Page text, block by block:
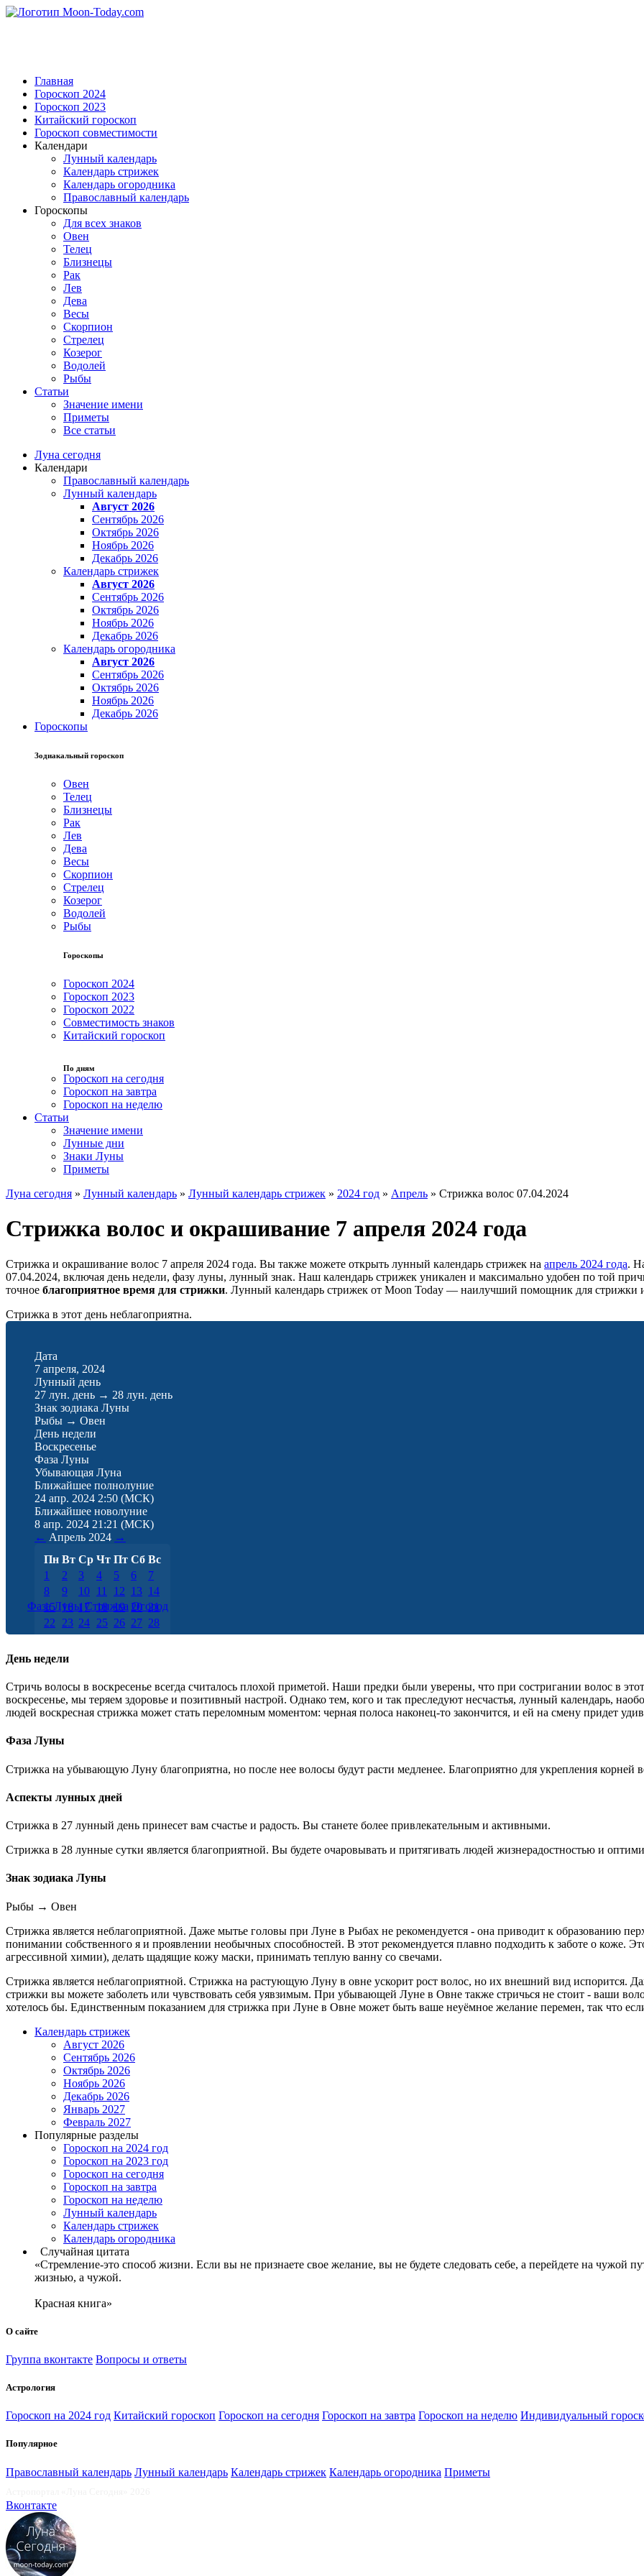
Главная
Гороскоп 2024
Гороскоп 2023
Китайский гороскоп
Гороскоп совместимости
Календари
Лунный календарь
Календарь стрижек
Календарь огородника
Православный календарь
Гороскопы
Для всех знаков
Овен
Телец
Близнецы
Рак
Лев
Дева
Весы
Скорпион
Стрелец
Козерог
Водолей
Рыбы
Статьи
Значение имени
Приметы
Все статьи
Луна сегодня
Календари
Православный календарь
Лунный календарь
Август 2026
Сентябрь 2026
Октябрь 2026
Ноябрь 2026
Декабрь 2026
Календарь стрижек
Август 2026
Сентябрь 2026
Октябрь 2026
Ноябрь 2026
Декабрь 2026
Календарь огородника
Август 2026
Сентябрь 2026
Октябрь 2026
Ноябрь 2026
Декабрь 2026
Гороскопы
Зодиакальный гороскоп
Овен
Телец
Близнецы
Рак
Лев
Дева
Весы
Скорпион
Стрелец
Козерог
Водолей
Рыбы
Гороскопы
Гороскоп 2024
Гороскоп 2023
Гороскоп 2022
Совместимость знаков
Китайский гороскоп
По дням
Гороскоп на сегодня
Гороскоп на завтра
Гороскоп на неделю
Статьи
Значение имени
Лунные дни
Знаки Луны
Приметы
Луна сегодня » Лунный календарь » Лунный календарь стрижек » 2024 год » Апрель » Стрижка волос 07.04.2024
Стрижка волос и окрашивание 7 апреля 2024 года
Стрижка и окрашивание волос 7 апреля 2024 года. Вы также можете открыть лунный календарь стрижек на апрель 2024 года.
07.04.2024, включая день недели, фазу луны, лунный знак. Наш календарь стрижек уникален и максимально удобен по той
точное благоприятное время для стрижки. Лунный календарь стрижек от Moon Today — наилучший помощник для стрижки
Стрижка в этот день неблагоприятна.
Дата
7 апреля, 2024
Лунный день
27 лун. день → 28 лун. день
Знак зодиака Луны
Рыбы → Овен
День недели
Воскресенье
Фаза Луны
Убывающая Луна
Ближайшее полнолуние
24 апр. 2024 2:50 (МСК)
Ближайшее новолуние
8 апр. 2024 21:21 (МСК)
← Апрель 2024 →
Пн Вт Ср Чт Пт Сб Вс
1
2 3 4 5 6
7
8
9 10 11 12 13 14
15 16 17 18 19 20 21
22
23 24 25 26 27 28
29 30
Фаза Луны Стрижка Огород
День недели
Стричь волосы в воскресенье всегда считалось плохой приметой. Наши предки были уверены, что при состригании волос в
воскресенье, мы теряем здоровье и позитивный настрой. Однако тем, кого и так преследуют несчастья, лунный календарь,
людей воскресная стрижка может стать переломным моментом: черная полоса наконец-то закончится, и ей на смену придет
Фаза Луны
Стрижка на убывающую Луну благоприятна, но после нее волосы будут расти медленее. Благоприятно для укрепления корней
Аспекты лунных дней
Стрижка в 27 лунный день принесет вам счастье и радость. Вы станете более привлекательным и активными.
Стрижка в 28 лунные сутки является благоприятной. Вы будете очаровывать и притягивать людей жизнерадостностью и
Знак зодиака Луны
Рыбы → Овен
Стрижка является неблагоприятной. Даже мытье головы при Луне в Рыбах не рекомендуется - она приводит к образованию
понимании собственного я и проявлении необычных способностей. В этот рекомендуется плавно подходить к заботе о коже.
агрессивной химии), делать щадящие кожу маски, принимать теплую ванну со свечами.
Стрижка является неблагоприятной. Стрижка на растующую Луну в овне ускорит рост волос, но их внешний вид испорится.
стрижки вы можете заболеть или чувствовать себя уявзимым. При убывающей Луне в Овне также стричься не стоит - ваши
хотелось бы. Единственным показанием для стрижка при Луне в Овне может быть ваше неуёмное желание перемен, так что если
Календарь стрижек
Август 2026
Сентябрь 2026
Октябрь 2026
Ноябрь 2026
Декабрь 2026
Январь 2027
Февраль 2027
Популярные разделы
Гороскоп на 2024 год
Гороскоп на 2023 год
Гороскоп на сегодня
Гороскоп на завтра
Гороскоп на неделю
Лунный календарь
Календарь стрижек
Календарь огородника
Случайная цитата
«Стремление-это способ жизни. Если вы не признаете свое желание, вы не будете следовать себе, а перейдете на чужой
жизнью, а чужой.
Красная книга»
О сайте
Группа вконтакте Вопросы и ответы
Астрология
Гороскоп на 2024 год Китайский гороскоп Гороскоп на сегодня Гороскоп на завтра Гороскоп на неделю Индивидуальный
Популярное
Православный календарь Лунный календарь Календарь стрижек Календарь огородника Приметы
Вконтакте